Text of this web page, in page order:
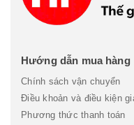
Hướng dẫn mua hàng
Chính sách vận chuyển
Điều khoản và điều kiện
Phương thức thanh toán